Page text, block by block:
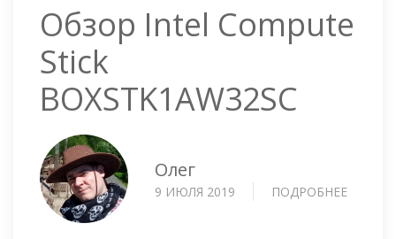
Обзор Intel Compute
Stick
BOXSTK1AW32SC
Олег
9 ИЮЛЯ 2019 ПОДРОБНЕЕ